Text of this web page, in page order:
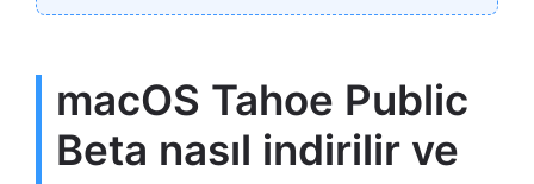
macOS Tahoe Public
Beta nasıl indirilir ve